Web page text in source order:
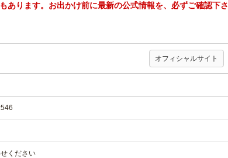
あります。お出かけ前に最新の公式情報を、必ずご確認下さ
オフィシャルサイト
ください